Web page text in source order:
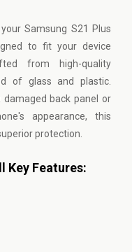
Samsung S21 Plus
to fit your device
from high-quality
of glass and plastic.
back panel or
appearance, this
protection.
Key Features: